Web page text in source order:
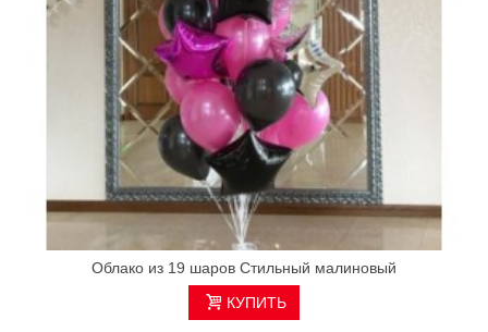
Облако из 19 шаров Стильный малиновый
КУПИТЬ